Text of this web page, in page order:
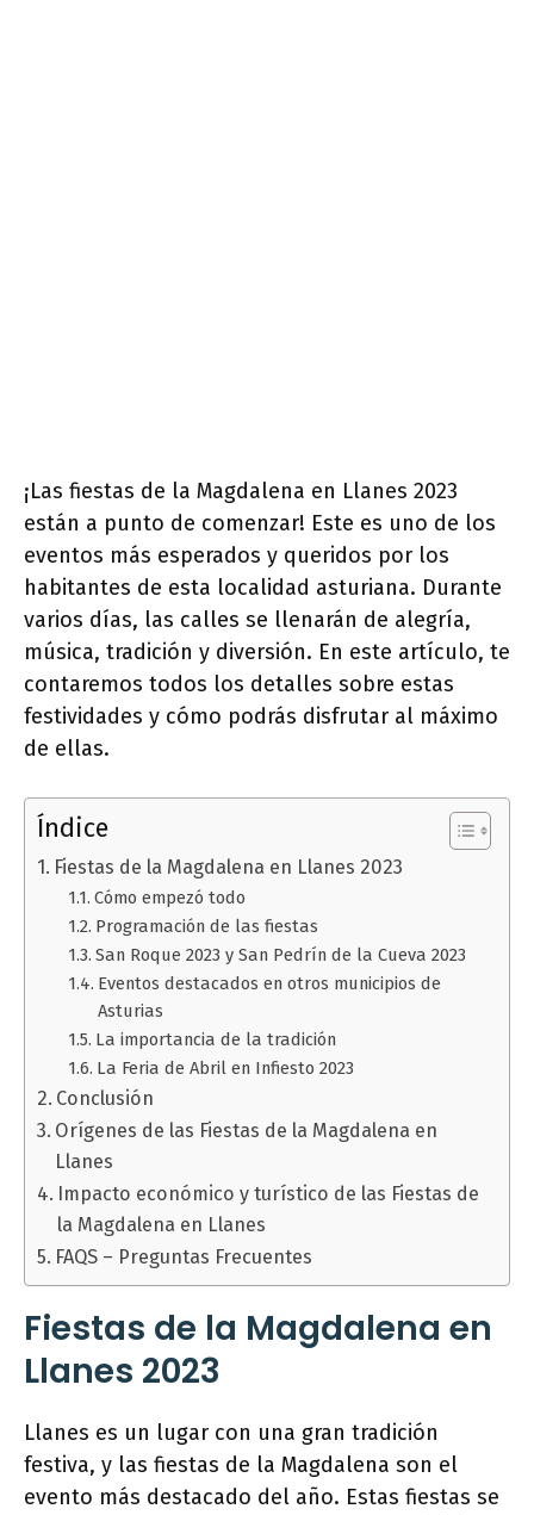
¡Las fiestas de la Magdalena en Llanes 2023
están a punto de comenzar! Este es uno de los
eventos más esperados y queridos por los
habitantes de esta localidad asturiana. Durante
varios días, las calles se llenarán de alegría,
música, tradición y diversión. En este artículo, te
contaremos todos los detalles sobre estas
festividades y cómo podrás disfrutar al máximo
de ellas.
Índice
Fiestas de la Magdalena en Llanes 2023
Cómo empezó todo
Programación de las fiestas
San Roque 2023 y San Pedrín de la Cueva 2023
Eventos destacados en otros municipios de
Asturias
La importancia de la tradición
La Feria de Abril en Infiesto 2023
Conclusión
Orígenes de las Fiestas de la Magdalena en
Llanes
Impacto económico y turístico de las Fiestas de
la Magdalena en Llanes
FAQS – Preguntas Frecuentes
Fiestas de la Magdalena en
Llanes 2023
Llanes es un lugar con una gran tradición
festiva, y las fiestas de la Magdalena son el
evento más destacado del año. Estas fiestas se